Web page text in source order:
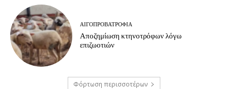
ΑΙΓΟΠΡΟΒΑΤΡΟΦΊΑ
Αποζημίωση κτηνοτρόφων λόγω
επιζωοτιών
Φόρτωση περισσοτέρων